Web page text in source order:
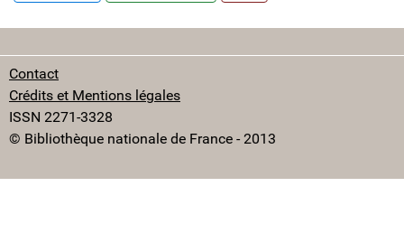
Contact
Crédits et Mentions légales
ISSN 2271-3328
© Bibliothèque nationale de France - 2013